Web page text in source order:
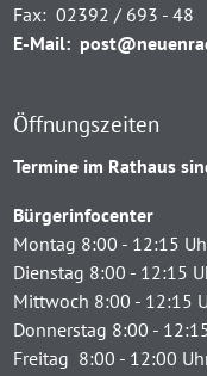
Fax: 02392 / 693 - 48
E-Mail:
Öffnungszeiten
Termine im Rathaus
Bürgerinfocenter
Montag 8:00 - 12:15
Dienstag 8:00 - 12:15
Mittwoch 8:00 - 12:15
Donnerstag 8:00 -
Freitag 8:00 - 12:00